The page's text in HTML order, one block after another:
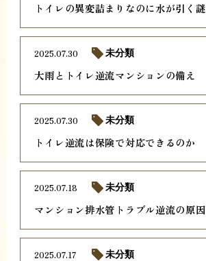
トイレの異変詰まりなのに水が引く謎
大雨とトイレ逆流マンションの備え
2025.07.30 未分類
トイレ逆流は保険で対応できるのか
2025.07.30 未分類
マンション排水管トラブル逆流の原因
2025.07.18 未分類
2025.07.17 未分類